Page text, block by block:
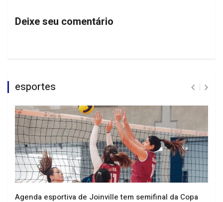
Deixe seu comentário
esportes
Agenda esportiva de Joinville tem semifinal da Copa